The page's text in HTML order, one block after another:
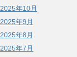
2025年10月
2025年9月
2025年8月
2025年7月